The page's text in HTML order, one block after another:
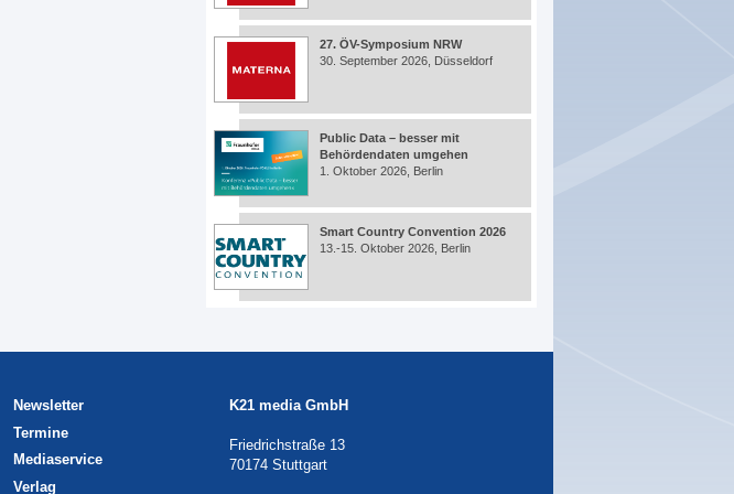
27. ÖV-Symposium NRW
30. September 2026, Düsseldorf
Public Data – besser mit
Behördendaten umgehen
1. Oktober 2026, Berlin
Smart Country Convention 2026
13.-15. Oktober 2026, Berlin
Newsletter
Termine
Mediaservice
Verlag
K21 media GmbH
Friedrichstraße 13
70174 Stuttgart